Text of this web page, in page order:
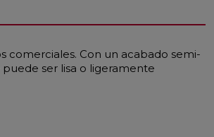
comerciales. Con un acabado semi-
ser lisa o ligeramente